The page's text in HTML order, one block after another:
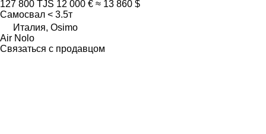
127 800 TJS 12 000 € ≈ 13 860 $
Самосвал < 3.5т
Италия, Osimo
Air Nolo
Связаться с продавцом